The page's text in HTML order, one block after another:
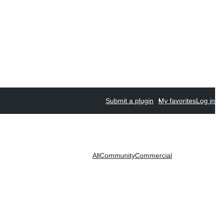
Submit a plugin My favoritesLog in
AllCommunityCommercial